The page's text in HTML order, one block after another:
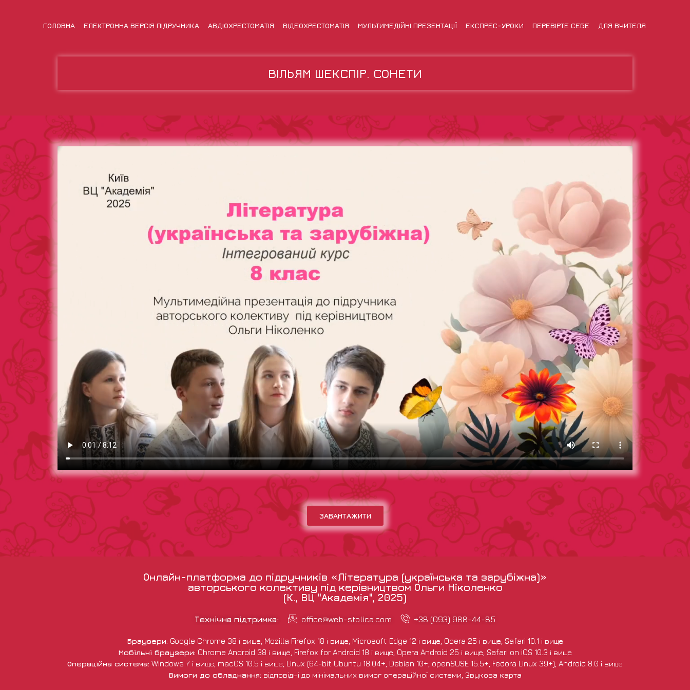
ГОЛОВНА ЕЛЕКТРОННА ВЕРСІЯ ПІДРУЧНИКА АВДІОХРЕСТОМАТІЯ ВІДЕОХРЕСТОМАТІЯ МУЛЬТИМЕДІЙНІ ПРЕЗЕНТАЦІЇ ЕКСПРЕС-УРОКИ ПЕРЕВІРТЕ СЕБЕ ДЛЯ ВЧИТЕЛЯ
ВІЛЬЯМ ШЕКСПІР. СОНЕТИ
ЗАВАНТАЖИТИ
Онлайн-платформа до підручників «Література (українська та зарубіжна)»
авторського колективу під керівництвом Ольги Ніколенко
(К., ВЦ "Академія", 2025)
Технічна підтримка: office@web-stolica.com +38 (093) 988-44-85
Браузери: Google Chrome 38 і вище, Mozilla Firefox 18 і вище, Microsoft Edge 12 і вище, Opera 25 і вище, Safari 10.1 і вище
Мобільні браузери: Chrome Android 38 і вище, Firefox for Android 18 і вище, Opera Android 25 і вище, Safari on iOS 10.3 і вище
Операційна система: Windows 7 і вище, macOS 10.5 і вище, Linux (64-bit Ubuntu 18.04+, Debian 10+, openSUSE 15.5+, Fedora Linux 39+), Android 8.0 і вище
Вимоги до обладнання: відповідні до мінімальних вимог операційної системи, Звукова карта